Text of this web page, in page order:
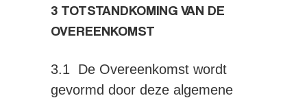
3 TOTSTANDKOMING VAN DE
OVEREENKOMST
3.1 De Overeenkomst wordt
gevormd door deze algemene